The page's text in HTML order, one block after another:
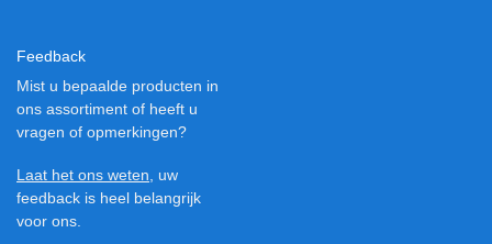
Feedback
Mist u bepaalde producten in
ons assortiment of heeft u
vragen of opmerkingen?
Laat het ons weten , uw
feedback is heel belangrijk
voor ons.